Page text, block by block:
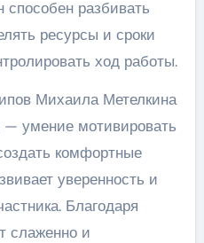
разбивать
ресурсы и сроки
ход работы.
Михаила Метелкина
— умение мотивировать
комфортные
уверенность и
Благодаря
слаженно и